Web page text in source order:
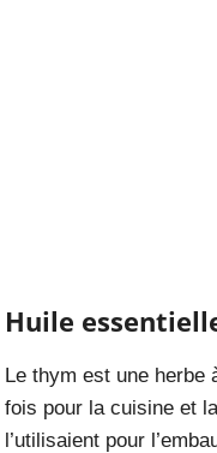
Huile
Le thym est une herbe
fois pour la cuisine et
l’utilisaient pour